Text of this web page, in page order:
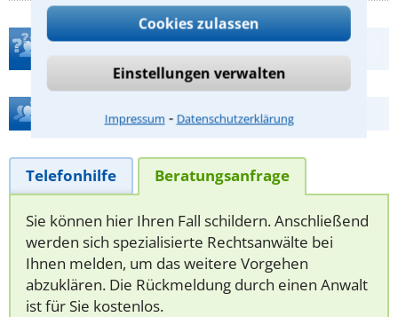
Cookies zulassen
Einstellungen verwalten
Impressum ⁃ Datenschutzerklärung
Teste Dein Rechtswissen
Hilfe bei Ihrer Anwaltsuche?
Telefonhilfe Beratungsanfrage
Sie können hier Ihren Fall schildern. Anschließend
werden sich spezialisierte Rechtsanwälte bei
Ihnen melden, um das weitere Vorgehen
abzuklären. Die Rückmeldung durch einen Anwalt
ist für Sie kostenlos.